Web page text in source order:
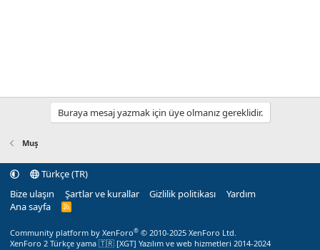
Buraya mesaj yazmak için üye olmanız gereklidir.
Muş
Türkçe (TR)
Bize ulaşın
Şartlar ve kurallar Gizlilik politikası
Yardım
Ana sayfa
R
Community platform by XenForo® © 2010-2025 XenForo Ltd.
XenForo 2 Türkçe yama 🇹🇷 [XGT] Yazılım ve web hizmetleri 2014-2024